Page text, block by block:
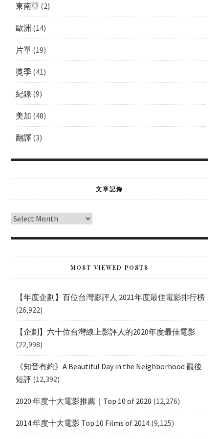
東南亞 (2)
歐洲 (14)
片單(19)
獎季(41)
紀錄(9)
美加 (48)
翻譯(3)
文章記錄
MOST VIEWED POSTS
【年度企劃】百位台灣影評人 2021年度最佳電影排行榜
(26,922)
【企劃】六十位台灣線上影評人的2020年度最佳電影
(22,998)
《知音有約》A Beautiful Day in the Neighborhood 觀後
短評 (12,392)
2020 年度十大電影推薦｜Top 10 of 2020 (12,276)
2014 年度十大電影 Top 10 Films of 2014 (9,125)